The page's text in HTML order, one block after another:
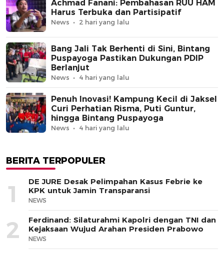
Achmad Fanani: Pembahasan RUU HAM
Harus Terbuka dan Partisipatif
News 2 hari yang lalu
Bang Jali Tak Berhenti di Sini, Bintang
Puspayoga Pastikan Dukungan PDIP
Berlanjut
News 4 hari yang lalu
Penuh Inovasi! Kampung Kecil di Jaksel
Curi Perhatian Risma, Puti Guntur,
hingga Bintang Puspayoga
News 4 hari yang lalu
BERITA TERPOPULER
1
DE JURE Desak Pelimpahan Kasus Febrie ke
KPK untuk Jamin Transparansi
NEWS
2
Ferdinand: Silaturahmi Kapolri dengan TNI dan
Kejaksaan Wujud Arahan Presiden Prabowo
NEWS